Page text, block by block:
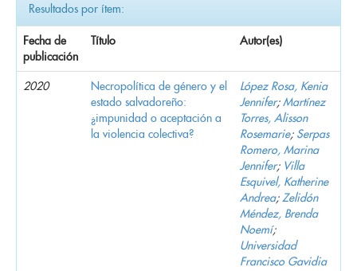
Resultados por ítem:
Fecha de
publicación
Título Autor(es)
2020
Necropolítica de género y el
estado salvadoreño:
¿impunidad o aceptación a
la violencia colectiva?
López Rosa, Kenia
Jennifer;Martínez
Torres, Alisson
Rosemarie; Serpas
Romero, Marina
Jennifer; Villa
Esquivel, Katherine
Andrea; Zelidón
Méndez, Brenda
Noemí;
Universidad
Francisco Gavidia